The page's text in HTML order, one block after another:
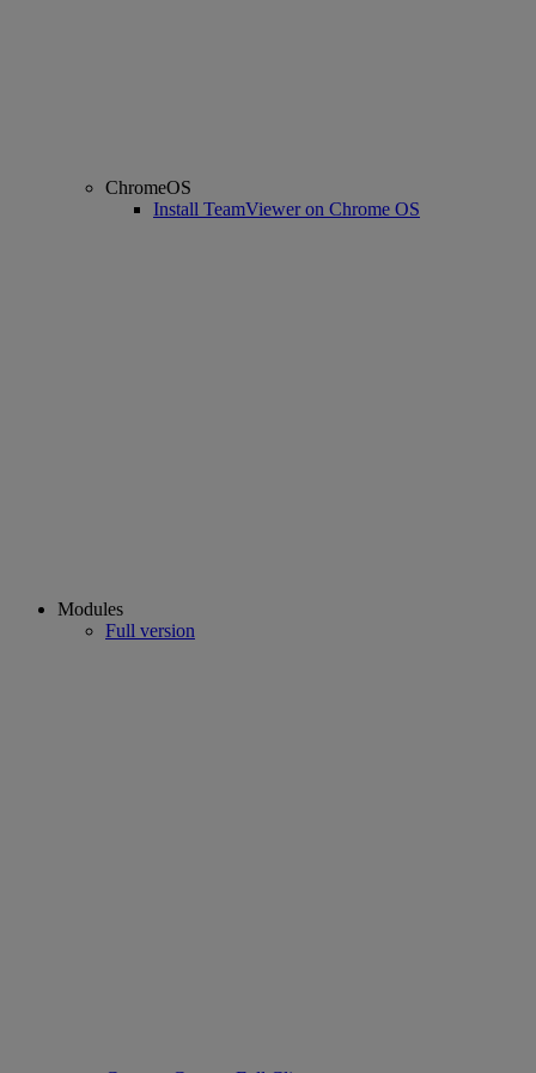
ChromeOS
Install TeamViewer on Chrome OS
Modules
Full version